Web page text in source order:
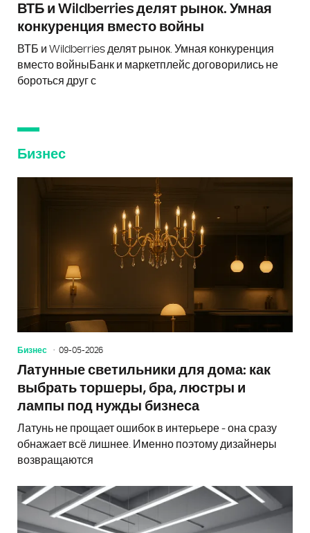
ВТБ и Wildberries делят рынок. Умная
конкуренция вместо войны
ВТБ и Wildberries делят рынок. Умная конкуренция
вместо войныБанк и маркетплейс договорились не
бороться друг с
Бизнес
Бизнес 09-05-2026
Латунные светильники для дома: как
выбрать торшеры, бра, люстры и
лампы под нужды бизнеса
Латунь не прощает ошибок в интерьере - она сразу
обнажает всё лишнее. Именно поэтому дизайнеры
возвращаются